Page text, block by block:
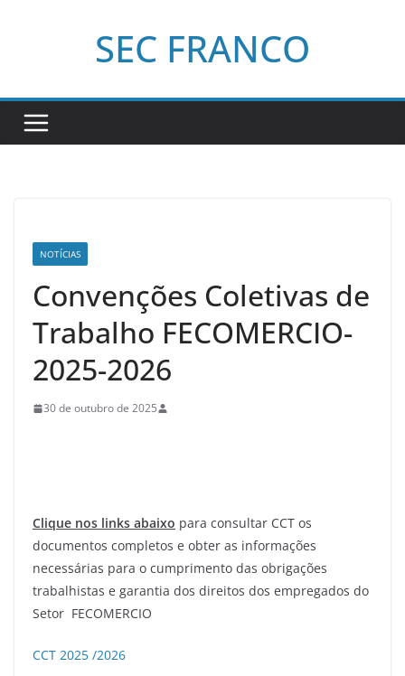
SEC FRANCO
NOTÍCIAS
Convenções Coletivas de
Trabalho FECOMERCIO-
2025-2026
30 de outubro de 2025
Clique nos links abaixo para consultar CCT os
documentos completos e obter as informações
necessárias para o cumprimento das obrigações
trabalhistas e garantia dos direitos dos empregados do
Setor FECOMERCIO
CCT 2025 /2026